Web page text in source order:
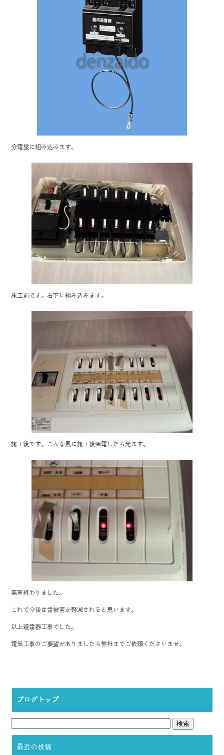
分電盤に組み込みます。
施工前です。右下に組み込みます。
施工後です。こんな風に施工後通電したら光ます。
無事終わりました。
これで今後は雷被害が軽減されると思います。
以上避雷器工事でした。
電気工事のご要望がありましたら弊社までご依頼くださいませ。
ブログトップ
最近の投稿